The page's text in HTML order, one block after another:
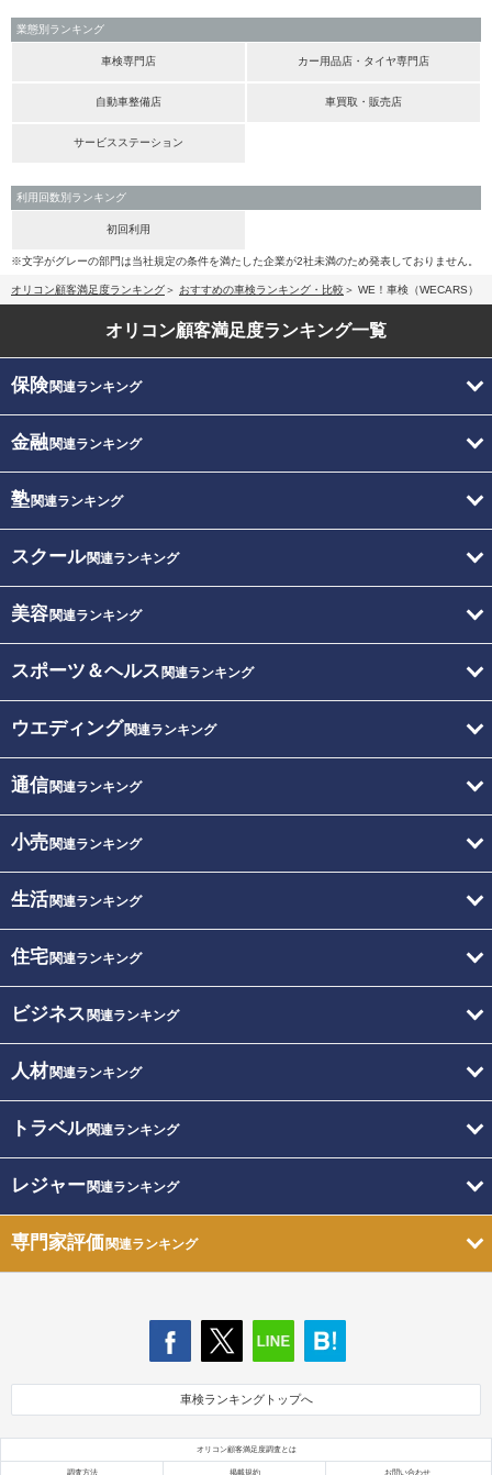
業態別ランキング
車検専門店 カー用品店・タイヤ専門店
自動車整備店 車買取・販売店
サービスステーション
利用回数別ランキング
初回利用
※文字がグレーの部門は当社規定の条件を満たした企業が2社未満のため発表しておりません。
オリコン顧客満足度ランキング おすすめの車検ランキング・比較 WE！車検（WECARS）
オリコン顧客満足度ランキング一覧
保険関連ランキング
金融関連ランキング
塾関連ランキング
スクール関連ランキング
美容関連ランキング
スポーツ＆ヘルス 関連ランキング
ウエディング関連ランキング
通信関連ランキング
小売関連ランキング
生活関連ランキング
住宅関連ランキング
ビジネス 関連ランキング
人材関連ランキング
トラベル関連ランキング
レジャー関連ランキング
専門家評価関連ランキング
車検ランキングトップへ
オリコン顧客満足度調査とは
調査方法 掲載規約 お問い合わせ